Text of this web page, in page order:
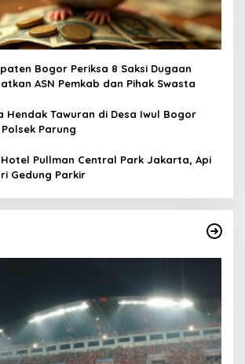
Bogor Periksa 8 Saksi Dugaan
ASN Pemkab dan Pihak Swasta
Hendak Tawuran di Desa Iwul Bogor
Parung
Pullman Central Park Jakarta, Api
Gedung Parkir